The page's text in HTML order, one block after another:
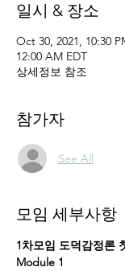
일시 & 장소
Oct 30, 2021, 10:30
12:00 AM EDT
상세정보 참조
참가자
See All
모임 세부사항
1차모임 도덕감정론
Module 1